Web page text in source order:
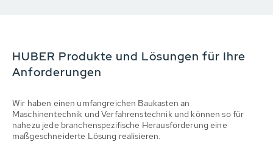
HUBER Produkte und Lösungen für Ihre
Anforderungen
Wir haben einen umfangreichen Baukasten an
Maschinentechnik und Verfahrenstechnik und können so für
nahezu jede branchenspezifische Herausforderung eine
maßgeschneiderte Lösung realisieren.